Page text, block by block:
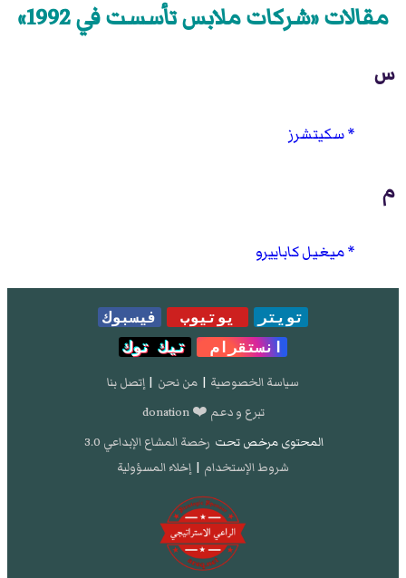
مقالات «شركات ملابس تأسست في 1992»
س
سكيتشرز
م
ميغيل كاباييرو
تويتر يوتيوب
فيسبوك
انستقرام
تيك توك
سياسة الخصوصية | من نحن | إتصل بنا
تبرع و دعم ❤️ donation
المحتوى مرخص تحت رخصة المشاع الإبداعي 3.0
شروط الإستخدام | إخلاء المسؤولية